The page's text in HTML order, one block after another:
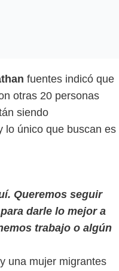
fuentes indicó que
otras 20 personas
siendo
lo único que buscan es
Queremos seguir
darle lo mejor a
trabajo o algún
una mujer migrantes